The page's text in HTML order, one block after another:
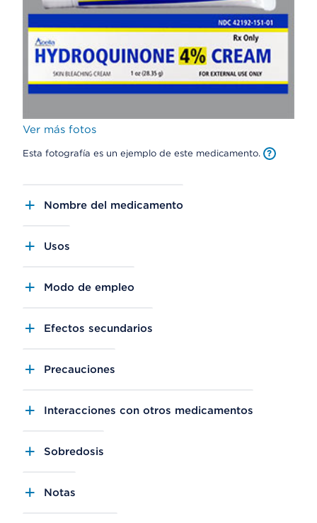
Ver más fotos
Esta fotografía es un ejemplo de este medicamento.
Nombre del medicamento
Usos
Modo de empleo
Efectos secundarios
Precauciones
Interacciones con otros medicamentos
Sobredosis
Notas